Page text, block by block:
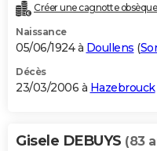
Créer une cagnotte
Naissance
05/06/1924 à Doullens (
Décès
23/03/2006 à Hazebrouck
Gisele DEBUYS (83